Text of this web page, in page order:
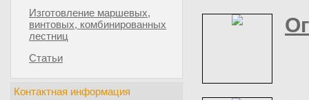
Изготовление маршевых,
винтовых, комбинированных
лестниц
Статьи
Контактная информация